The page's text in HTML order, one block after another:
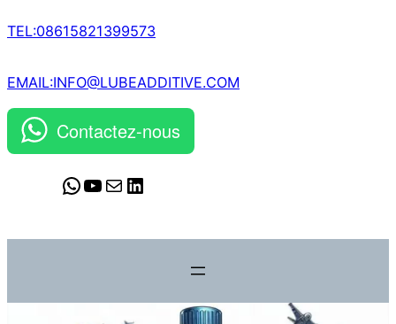
TEL:08615821399573
EMAIL:INFO@LUBEADDITIVE.COM
Contactez-nous
WhatsApp
YouTube
MailLinkedIn